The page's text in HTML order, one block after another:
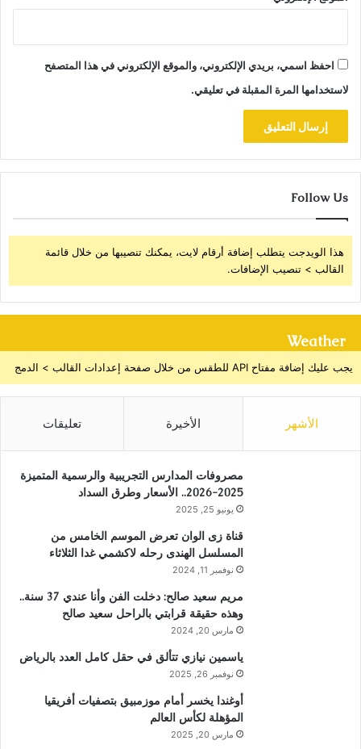
احفظ اسمي، بريدي الإلكتروني، والموقع الإلكتروني في هذا المتصفح
لاستخدامها المرة المقبلة في تعليقي.
Follow Us
هذا الويدجت يتطلب إضافة أرقام لايت، يمكنك تنصيبها من خلال قائمة
القالب > تنصيب الإضافات.
Weather
يجب عليك إضافة مفتاح API للطقس من خلال صفحة إعدادات القالب > الدمج
الأشهر الأخيرة تعليقات
مصروفات المدارس التجريبية والرسمية المتميزة
2025-2026.. الأسعار وطرق السداد
يونيو 25, 2025
قناة زى الوان تعرض الموسم الخامس من
المسلسل الهندى رحله لاكشمي غدا الثلاثاء
نوفمبر 11, 2024
مريم سعيد صالح: دخلت الفن وأنا عندي 37 سنة..
وهذه حقيقة قرابتي بالراحل سعيد صالح
مارس 20, 2024
ياسمين نيازي تتألق في حقل كامل العدد بالرياض
نوفمبر 26, 2025
أوغندا يخسر أمام موزمبيق بتصفيات أفريقيا
المؤهلة لكأس العالم
مارس 20, 2025